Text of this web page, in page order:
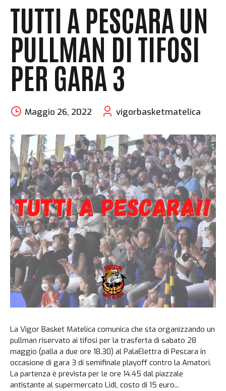
TUTTI A PESCARA UN
PULLMAN DI TIFOSI
PER GARA 3
Maggio 26, 2022 vigorbasketmatelica
La Vigor Basket Matelica comunica che sta organizzando un
pullman riservato ai tifosi per la trasferta di sabato 28
maggio (palla a due ore 18.30) al PalaElettra di Pescara in
occasione di gara 3 di semifinale playoff contro la Amatori.
La partenza è prevista per le ore 14.45 dal piazzale
antistante al supermercato Lidl, costo di 15 euro...